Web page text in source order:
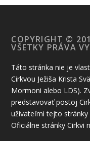
COPYRIGHT ©
VŠETKY PRÁVA
Táto stránka nie je
Cirkvou Ježiša Krista
Mormoni alebo LDS).
predstavovať postoj
užívateľmi tejto stránky
Oficiálne stránky Cirkvi